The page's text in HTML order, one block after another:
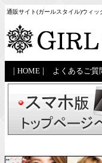
通販サイト(ガールスタイル)ウィ
HOME よくあるご質